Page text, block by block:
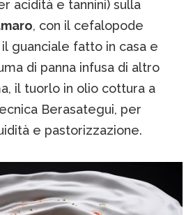
acidità e tannini) sulla
, con il cefalopode
guanciale fatto in casa e
di panna infusa di altro
il tuorlo in olio cottura a
Berasategui, per
e pastorizzazione.